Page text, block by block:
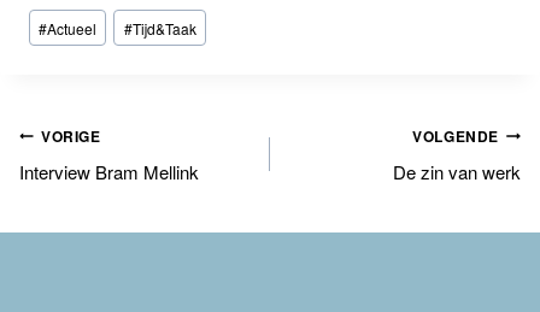
Bericht
tags:
#Actueel #Tijd&Taak
Bericht
VORIGE
Interview Bram Mellink
VOLGENDE
De zin van werk